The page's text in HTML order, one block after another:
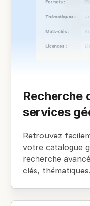
Recherche
services
Retrouvez
votre catalogue
recherche
clés,